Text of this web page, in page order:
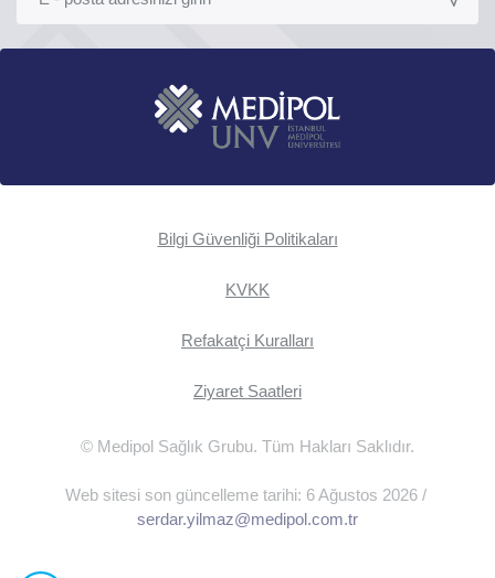
Bilgi Güvenliği Politikaları
KVKK
Refakatçi Kuralları
Ziyaret Saatleri
© Medipol Sağlık Grubu. Tüm Hakları Saklıdır.
Web sitesi son güncelleme tarihi: 6 Ağustos 2026 /
serdar.yilmaz@medipol.com.tr